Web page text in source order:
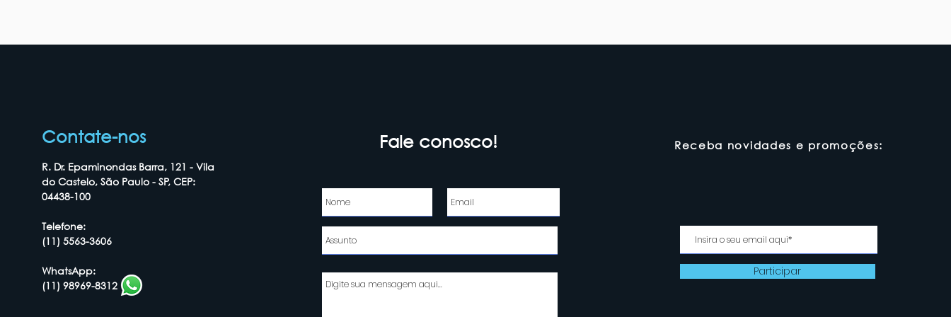
Contate-nos
R. Dr. Epaminondas Barra, 121 - Vila
do Castelo, São Paulo - SP, CEP:
04438-100
Telefone:
(11) 5563-3606
WhatsApp:
(11) 98969-8312
Fale conosco! Receba novidades e promoções:
Participar